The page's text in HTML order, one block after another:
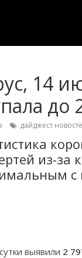
14
дайджест
из-за
с
выявили 2